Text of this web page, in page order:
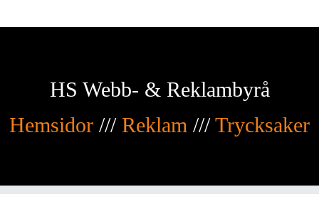
HS Webb- & Reklambyrå
Hemsidor /// Reklam ///Trycksaker